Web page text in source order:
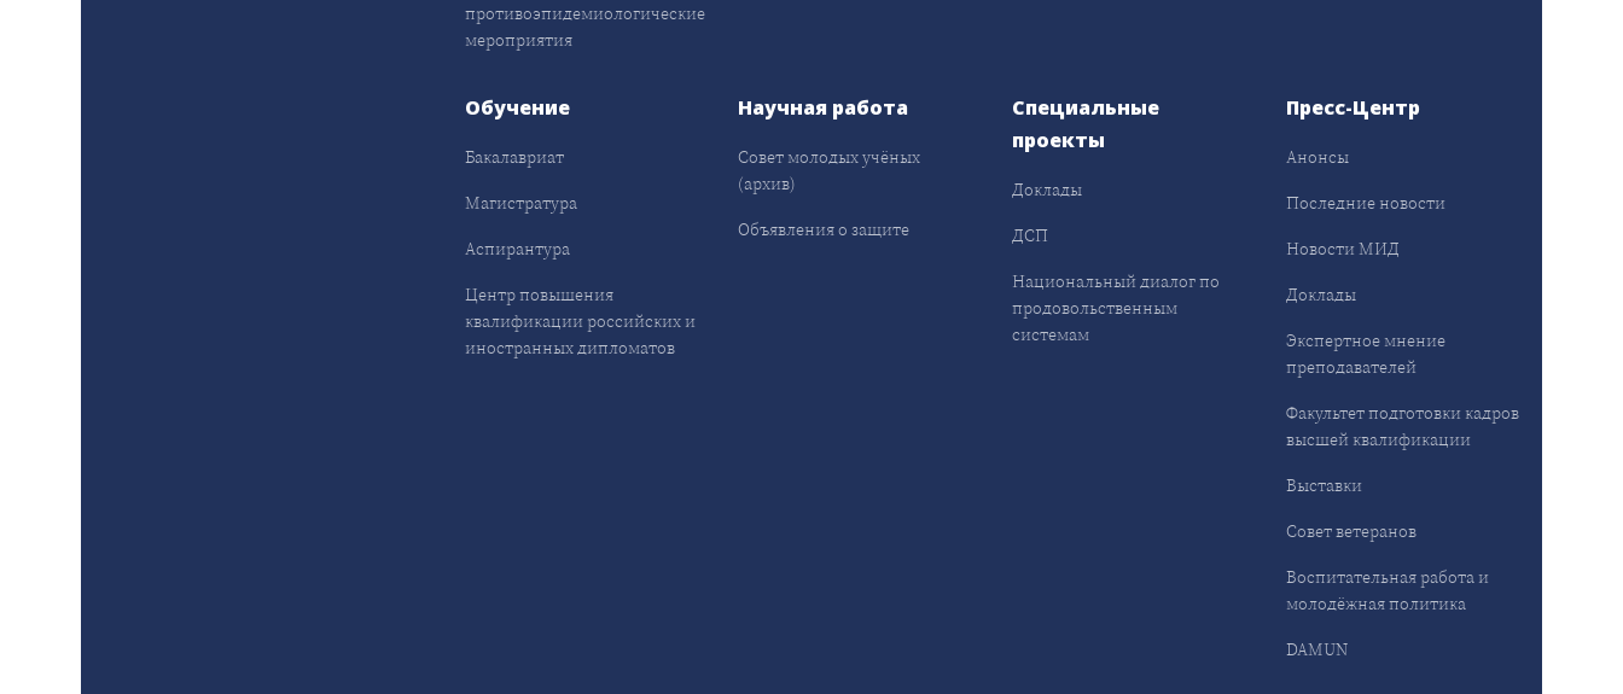
противоэпидемиологические
мероприятия
Обучение
Бакалавриат
Магистратура
Аспирантура
Центр повышения
квалификации российских и
иностранных дипломатов
Научная работа
Совет молодых учёных
(архив)
Объявления о защите
Специальные
проекты
Доклады
ДСП
Национальный диалог по
продовольственным
системам
Пресс-Центр
Анонсы
Последние новости
Новости МИД
Доклады
Экспертное мнение
преподавателей
Факультет подготовки кадров
высшей квалификации
Выставки
Совет ветеранов
Воспитательная работа и
молодёжная политика
DAMUN